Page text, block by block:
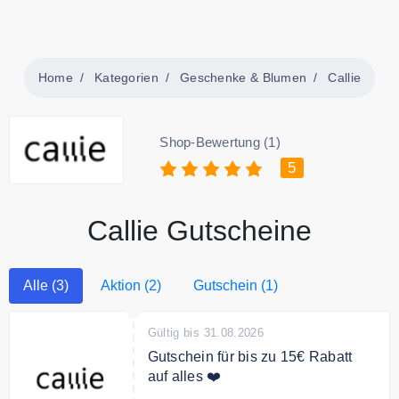
Home Kategorien Geschenke & Blumen Callie
Shop-Bewertung (1)
5
Callie Gutscheine
Alle (3) Aktion (2) Gutschein (1)
Gültig bis 31.08.2026
Gutschein für bis zu 15€ Rabatt
auf alles ❤️